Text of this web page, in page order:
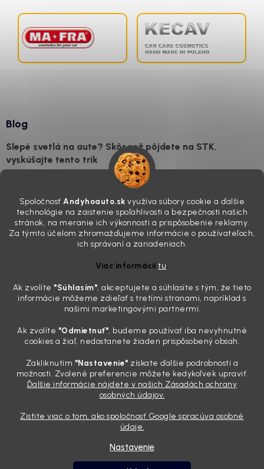
Spoločnosť Andyhoauto.sk využíva súbory cookie a ďalšie
technológie na zaistenie spoľahlivosti a bezpečnosti našich
stránok, na meranie ich výkonnosti a prispôsobenie reklamy.
Za týmto účelom zhromažďujeme informácie o používateľoch,
ich správaní a zariadeniach.
Viac informáciítu.
Ak zvolíte "Súhlasím", akceptujete a súhlasíte s tým, že tieto
informácie môžeme zdieľať s tretími stranami, napríklad s
našimi marketingovými partnermi.
Ak zvolíte "Odmietnuť", budeme používať iba nevyhnutné
cookies a žiaľ, nedostanete žiaden prispôsobený obsah.
Zakliknutím "Nastavenie" získate ďalšie podrobnosti a
možnosti. Zvolené preferencie môžete kedykoľvek upraviť.
Ďalšie informácie nájdete v našich Zásadách ochrany
osobných údajov.
Zistite viac o tom, ako spoločnosť Google spracúva osobné
údaje.
Nastavenie
Blog
Slepé svetlá na aute? Skôr než pôjdete na STK,
vyskúšajte tento trik
skutočnosti je? Často za to môžu práve „slepé“ svetlomety. Ten
mliečny, drsný povrch nie je len estetická vada. Keď slnko a soľ urobia
svoje, plexisklo začne svetlo rozptyľovať namiesto to...
Zabudnite na handru. Ak chcete mať auto naozaj čisté,
Poznáte ten moment. Vonku svieti slnko, vy sedíte v čerstvo
„upratanom“ aute, no pri pohľade na palubnú dosku vás ide poraziť. V
mriežkach ventilácie, okolo tlačidiel a v švíkoch sedačiek na vás stále
drzo pozerá prach. Handra ani vysávač tam jednodu...
Detailing nemusí stáť výplatu: 5 kúskov autokozmetiky,
31.7.2026
Sobotné ráno, káva v ruke a pred vami zaprášená kapota. Pre
niekoho nuda, pre nás najlepší relax. Lenže keď si v košíku spočítate
pokaziť náladu. Dobrá správa je, že aj profi výbava ...
Vytvoril Shoptet